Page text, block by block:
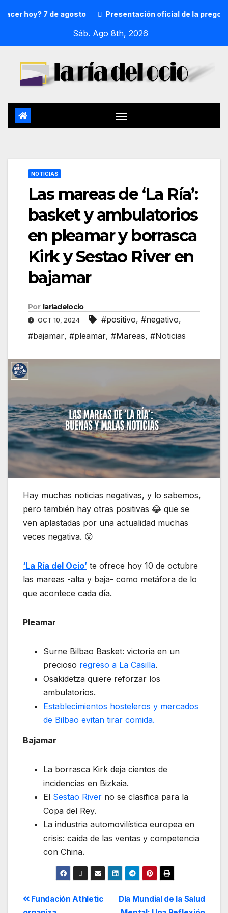
hoy? 7 de agosto Presentación oficial de la pregonera
Sáb. Ago 8th, 2026
NOTICIAS
Las mareas de ‘La Ría’:
basket y ambulatorios
en pleamar y borrasca
Kirk y Sestao River en
bajamar
Por laríadelocio
OCT 10, 2024 #positivo, #negativo,
#bajamar, #pleamar, #Mareas, #Noticias
Hay muchas noticias negativas, y lo sabemos,
pero también hay otras positivas 😂 que se
ven aplastadas por una actualidad muchas
veces negativa. 😮
‘La Ría del Ocio’ te ofrece hoy 10 de octubre
las mareas -alta y baja- como metáfora de lo
que acontece cada día.
Pleamar
Surne Bilbao Basket: victoria en un
precioso regreso a La Casilla.
Osakidetza quiere reforzar los
ambulatorios.
Establecimientos hosteleros y mercados
de Bilbao evitan tirar comida.
Bajamar
La borrasca Kirk deja cientos de
incidencias en Bizkaia.
El Sestao River no se clasifica para la
Copa del Rey.
La industria automovilística europea en
crisis: caída de las ventas y competencia
con China.
Día Mundial de la Salud
Fundación Athletic